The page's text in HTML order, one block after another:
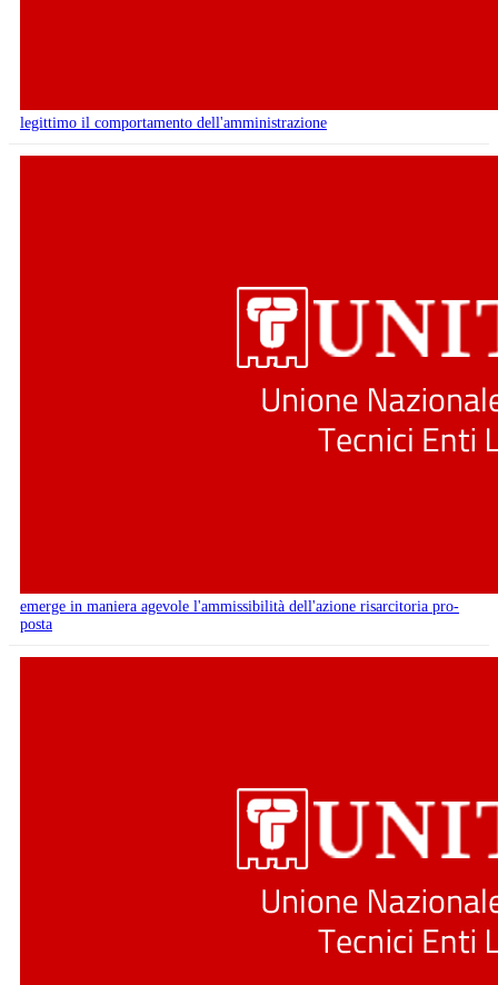
legittimo il comportamento dell'amministrazione
emerge in maniera agevole l'ammissibilità dell'azione risarcitoria pro-
posta